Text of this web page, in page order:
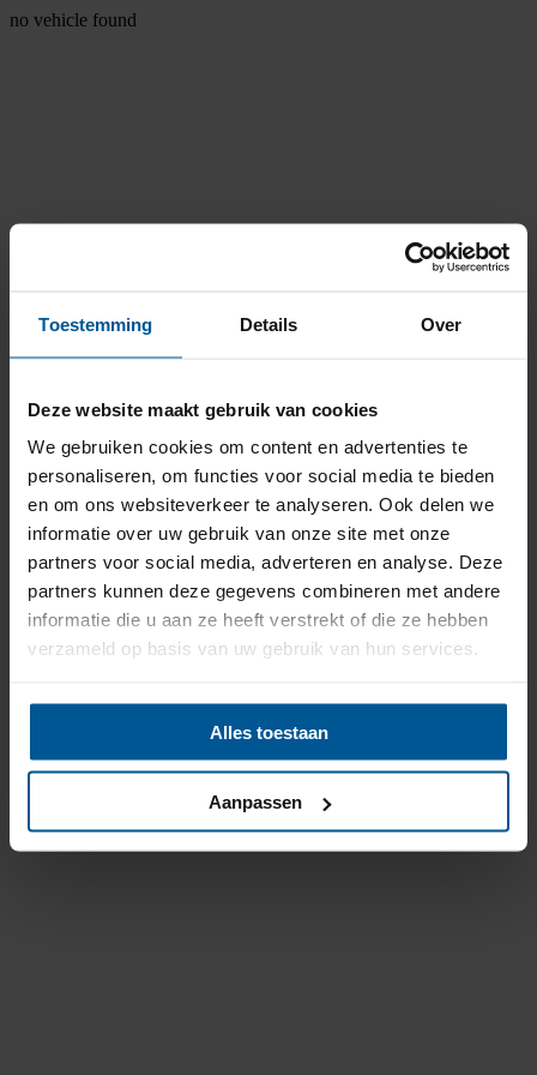
Toestemming Details Over
Deze website maakt gebruik van cookies
We gebruiken cookies om content en advertenties te
personaliseren, om functies voor social media te bieden
en om ons websiteverkeer te analyseren. Ook delen we
informatie over uw gebruik van onze site met onze
partners voor social media, adverteren en analyse. Deze
partners kunnen deze gegevens combineren met andere
informatie die u aan ze heeft verstrekt of die ze hebben
verzameld op basis van uw gebruik van hun services.
Alles toestaan
Aanpassen
no vehicle found